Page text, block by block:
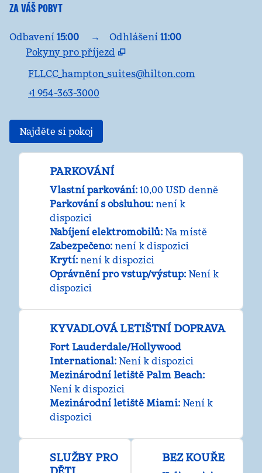
ZA VÁŠ POBYT
Odbavení 15:00 → Odhlášení 11:00
Pokyny pro příjezd
Otevře se nová karta
FLLCC_hampton_suites@hilton.com
+1 954-363-3000
Najděte si pokoj
PARKOVÁNÍ
Vlastní parkování: 10,00 USD denně
Parkování s obsluhou: není k
dispozici
Nabíjení elektromobilů: Na místě
Zabezpečeno: není k dispozici
Krytí: není k dispozici
Oprávnění pro vstup/výstup: Není k
dispozici
KYVADLOVÁ LETIŠTNÍ DOPRAVA
Fort Lauderdale/Hollywood
International: Není k dispozici
Mezinárodní letiště Palm Beach:
Není k dispozici
Mezinárodní letiště Miami: Není k
dispozici
SLUŽBY PRO
BEZ KOUŘE